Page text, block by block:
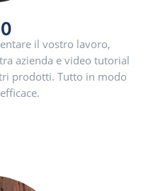
il vostro lavoro,
azienda e video tutorial
prodotti. Tutto in modo